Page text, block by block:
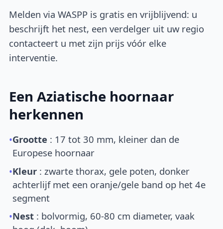
Melden via WASPP is gratis en vrijblijvend: u
beschrijft het nest, een verdelger uit uw regio
contacteert u met zijn prijs vóór elke
interventie.
Een Aziatische hoornaar
herkennen
•Grootte : 17 tot 30 mm, kleiner dan de
Europese hoornaar
•Kleur : zwarte thorax, gele poten, donker
achterlijf met een oranje/gele band op het 4e
segment
•Nest : bolvormig, 60-80 cm diameter, vaak